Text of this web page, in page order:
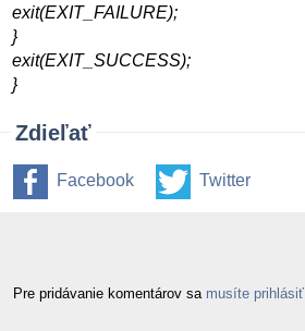
exit(EXIT_FAILURE);
}
exit(EXIT_SUCCESS);
}
Zdieľať
Facebook Twitter
Pre pridávanie komentárov sa musíte prihlásiť